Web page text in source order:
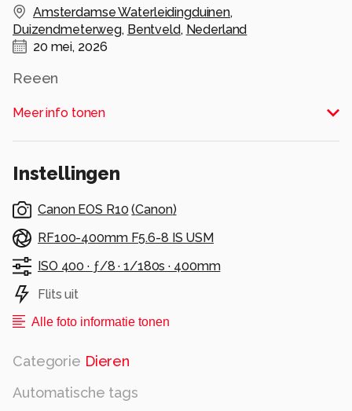
Amsterdamse Waterleidingduinen,
Duizendmeterweg, Bentveld, Nederland
20 mei, 2026
Reeen
Alle rechten voorbehouden
Meer info tonen
Instellingen
Canon EOS R10 (Canon)
RF100-400mm F5.6-8 IS USM
ISO 400 · ƒ/8 ·1/180s · 400mm
Flits uit
Alle foto informatie tonen
Categorie Dieren
Automatische tags